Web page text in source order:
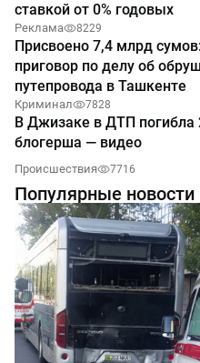
ставкой от 0% годовых
Реклама 8229
Присвоено 7,4 млрд
приговор по делу об
путепровода в Ташкенте
Криминал 7828
В Джизаке в ДТП погибла
блогерша — видео
Происшествия 7716
Популярные новости